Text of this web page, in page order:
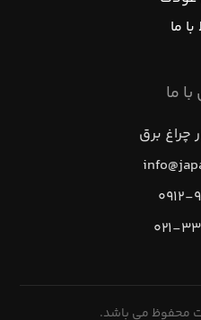
با ما
ما
چراغ برق
محفوظ می باشد.